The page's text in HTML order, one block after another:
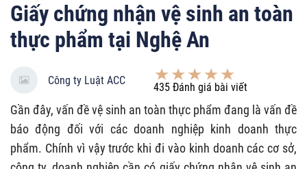
Giấy chứng nhận vệ sinh an toàn
thực phẩm tại Nghệ An
Công ty Luật ACC
435 Đánh giá bài viết
Gần đây, vấn đề vệ sinh an toàn thực phẩm đang là vấn đề
báo động đối với các doanh nghiệp kinh doanh thực
phẩm. Chính vì vậy trước khi đi vào kinh doanh các cơ sở,